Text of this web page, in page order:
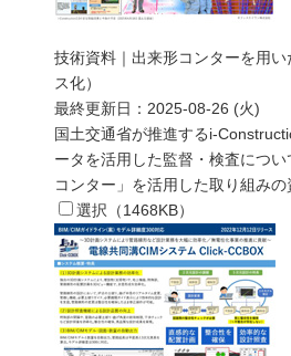
技術資料｜出来形コンターを用
ス化）
最終更新日： 2025-08-26 (火)
国土交通省が推進するi-
ータを活用した監督・検査につ
コンター」を活用した取り組みの
選択（1468KB）